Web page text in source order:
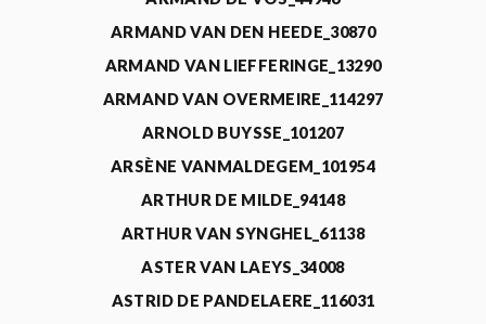
ARMAND VAN DEN HEEDE_30870
ARMAND VAN LIEFFERINGE_13290
ARMAND VAN OVERMEIRE_114297
ARNOLD BUYSSE_101207
ARSÈNE VANMALDEGEM_101954
ARTHUR DE MILDE_94148
ARTHUR VAN SYNGHEL_61138
ASTER VAN LAEYS_34008
ASTRID DE PANDELAERE_116031